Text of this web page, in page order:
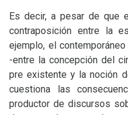
Es decir, a pesar de que
contraposición entre la
ejemplo, el
-entre la concepción del
pre existente y la noción
cuestiona las
productor de discursos